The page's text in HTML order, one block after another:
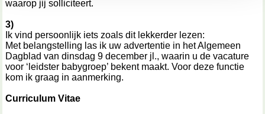
waarop jij solliciteert.
3)
Ik vind persoonlijk iets zoals dit lekkerder lezen:
Met belangstelling las ik uw advertentie in het Algemeen
Dagblad van dinsdag 9 december jl., waarin u de vacature
voor ‘leidster babygroep’ bekent maakt. Voor deze functie
kom ik graag in aanmerking.
Curriculum Vitae